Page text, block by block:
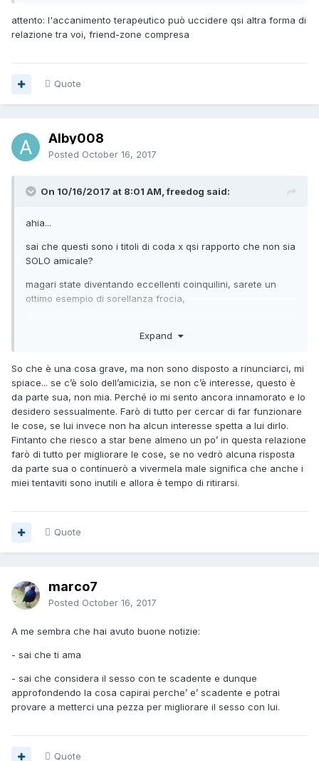
attento: l'accanimento terapeutico può uccidere qsi altra forma di
relazione tra voi, friend-zone compresa
Quote
Alby008
Posted October 16, 2017
On 10/16/2017 at 8:01 AM, freedog said:
ahia...
sai che questi sono i titoli di coda x qsi rapporto che non sia
SOLO amicale?
magari state diventando eccellenti coinquilini, sarete un
ottimo esempio di sorellanza frocia,
attento: l'accanimento terapeutico può uccidere qsi altra
forma di relazione tra voi, friend-zone compresa
Expand
So che è una cosa grave, ma non sono disposto a rinunciarci, mi
spiace... se c’è solo dell’amicizia, se non c’è interesse, questo è
da parte sua, non mia. Perché io mi sento ancora innamorato e lo
desidero sessualmente. Farò di tutto per cercar di far funzionare
le cose, se lui invece non ha alcun interesse spetta a lui dirlo.
Fintanto che riesco a star bene almeno un po’ in questa relazione
farò di tutto per migliorare le cose, se no vedrò alcuna risposta
da parte sua o continuerò a vivermela male significa che anche i
miei tentaviti sono inutili e allora è tempo di ritirarsi.
Quote
marco7
Posted October 16, 2017
A me sembra che hai avuto buone notizie:
- sai che ti ama
- sai che considera il sesso con te scadente e dunque
approfondendo la cosa capirai perche’ e’ scadente e potrai
provare a metterci una pezza per migliorare il sesso con lui.
Quote